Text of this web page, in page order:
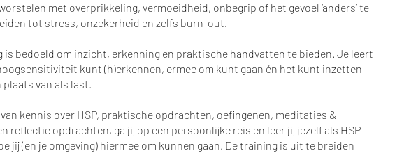
met overprikkeling, vermoeidheid, onbegrip of het gevoel ‘anders’ te
tot stress, onzekerheid en zelfs burn-out.
is bedoeld om inzicht, erkenning en praktische handvatten te bieden. Je leert
kunt (h)erkennen, ermee om kunt gaan én het kunt inzetten
van als last.
kennis over HSP, praktische opdrachten, oefingenen, meditaties &
reflectie opdrachten, ga jij op een persoonlijke reis en leer jij jezelf als HSP
jij (en je omgeving) hiermee om kunnen gaan. De training is uit te breiden